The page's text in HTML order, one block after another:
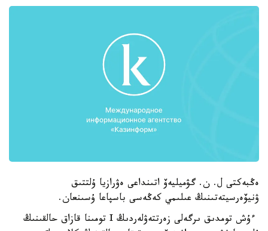
ەڭبەكتى ل. ن. گۋميليەۆ اتىنداعى ەۋرازيا ۇلتتىق
ۋنيۆەرسيتەتىنىڭ عىلىمي كەڭەسى باسپاعا ۇسىنعان.
ءۇش تومدىق ىرگەلى زەرتتەۋلەردىڭ I تومىنا قازاق حالقىنىڭ